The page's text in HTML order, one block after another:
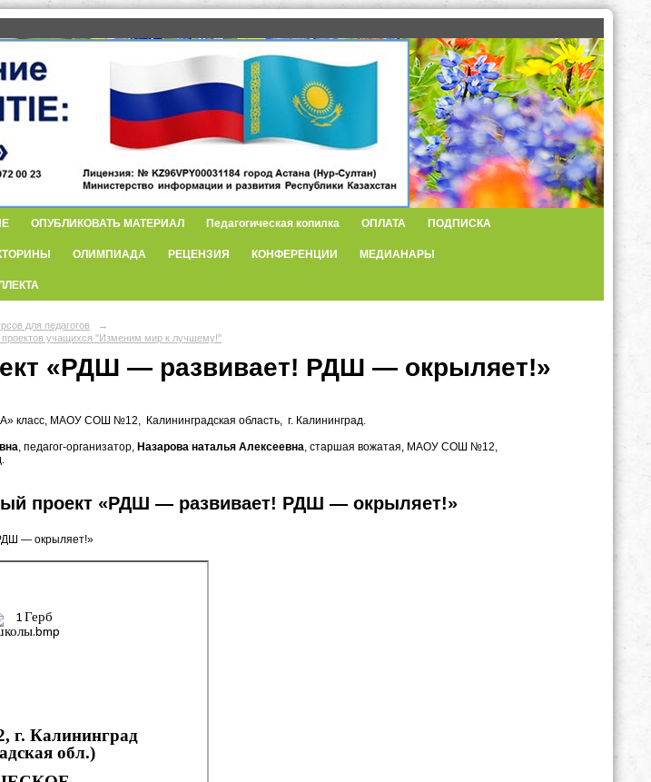
ОПУБЛИКОВАТЬ МАТЕРИАЛ Педагогическая копилка ОПЛАТА ПОДПИСКА
ОЛИМПИАДА РЕЦЕНЗИЯ КОНФЕРЕНЦИИ МЕДИАНАРЫ
для педагогов
→
учащихся "Изменим мир к лучшему!"
«РДШ — развивает! РДШ — окрыляет!»
класс, МАОУ СОШ №12, Калининградская область, г. Калининград.
, педагог-организатор, Назарова наталья Алексеевна, старшая вожатая, МАОУ СОШ №12,
проект «РДШ — развивает! РДШ — окрыляет!»
— окрыляет!»